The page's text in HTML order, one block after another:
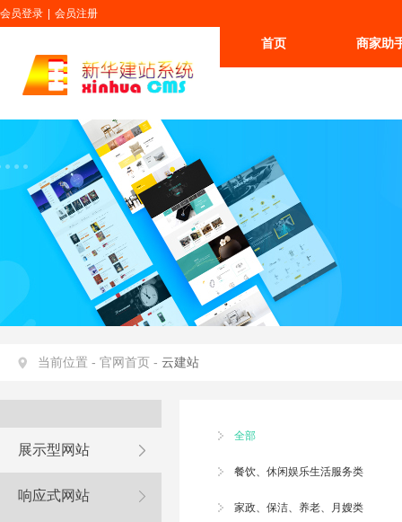
首页 商家助
会员登录 会员注册
当前位置 - 官网首页 - 云建站
展示型网站
响应式网站
全部
餐饮、休闲娱乐生活服务类
家政、 保洁、养老、月嫂类